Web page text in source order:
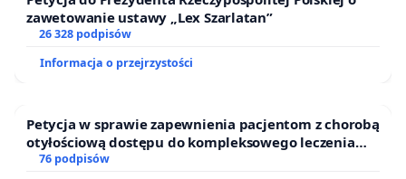
zawetowanie ustawy „Lex Szarlatan”
26 328 podpisów
Informacja o przejrzystości
Petycja w sprawie zapewnienia pacjentom z chorobą
otyłościową dostępu do kompleksowego leczenia
oraz programów profilaktycznych.
76 podpisów